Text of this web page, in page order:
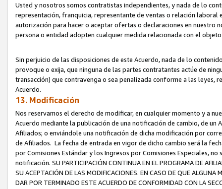
Usted y nosotros somos contratistas independientes, y nada de lo
representación, franquicia, representante de ventas o relación
autorización para hacer o aceptar ofertas o declaraciones en nuestro
persona o entidad adopten cualquier medida relacionada con el
Sin perjuicio de las disposiciones de este Acuerdo, nada de lo
provoque o exija, que ninguna de las partes contratantes actúe de
transacción) que contravenga o sea penalizada conforme a las leyes,
Acuerdo.
13. Modificación
Nos reservamos el derecho de modificar, en cualquier momento y a
Acuerdo mediante la publicación de una notificación de cambio, de
Afiliados; o enviándole una notificación de dicha modificación por
de Afiliados. La fecha de entrada en vigor de dicho cambio será la
por Comisiones Estándar y los Ingresos por Comisiones Especiales,
notificación. SU PARTICIPACIÓN CONTINUA EN EL PROGRAMA DE
SU ACEPTACIÓN DE LAS MODIFICACIONES. EN CASO DE QUE ALGUNA
DAR POR TERMINADO ESTE ACUERDO DE CONFORMIDAD CON LA